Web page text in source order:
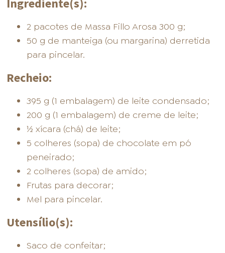
Ingrediente(s):
2 pacotes de Massa Fillo Arosa 300 g;
50 g de manteiga (ou margarina) derretida
para pincelar.
Recheio:
395 g (1 embalagem) de leite condensado;
200 g (1 embalagem) de creme de leite;
½ xícara (chá) de leite;
5 colheres (sopa) de chocolate em pó
peneirado;
2 colheres (sopa) de amido;
Frutas para decorar;
Mel para pincelar.
Utensílio(s):
Saco de confeitar;